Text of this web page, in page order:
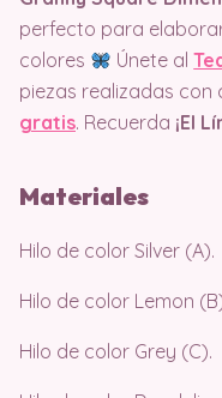
perfecto para
colores
Únete al
piezas realizadas con
gratis. Recuerda ¡El
Materiales
Hilo de color Silver (A).
Hilo de color Lemon
Hilo de color Grey (C).